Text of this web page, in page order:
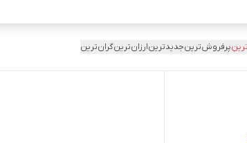
پرفروش‌ترینجدیدترینارزان‌ترینگران‌ترین